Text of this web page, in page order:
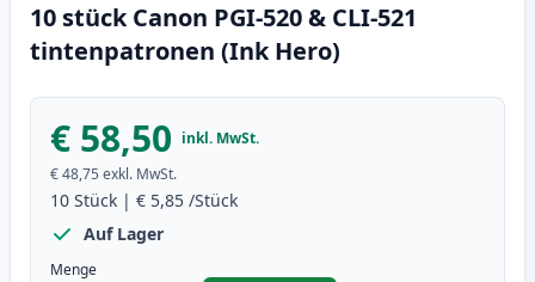
10 stück Canon PGI-520 & CLI-521
tintenpatronen (Ink Hero)
€ 58,50 inkl. MwSt.
€ 48,75 exkl. MwSt.
10 Stück | € 5,85 /Stück
Auf Lager
Menge